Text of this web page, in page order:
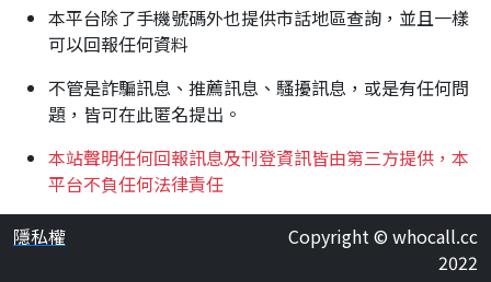
本平台除了手機號碼外也提供市話地區查詢，並且一樣
可以回報任何資料
不管是詐騙訊息、推薦訊息、騷擾訊息，或是有任何問
題，皆可在此匿名提出。
本站聲明任何回報訊息及刊登資訊皆由第三方提供，本
平台不負任何法律責任
隱私權
Copyright © whocall.cc
2022